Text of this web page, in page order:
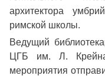
архитектора
римской школы.
Ведущий
ЦГБ им. Л.
мероприятия